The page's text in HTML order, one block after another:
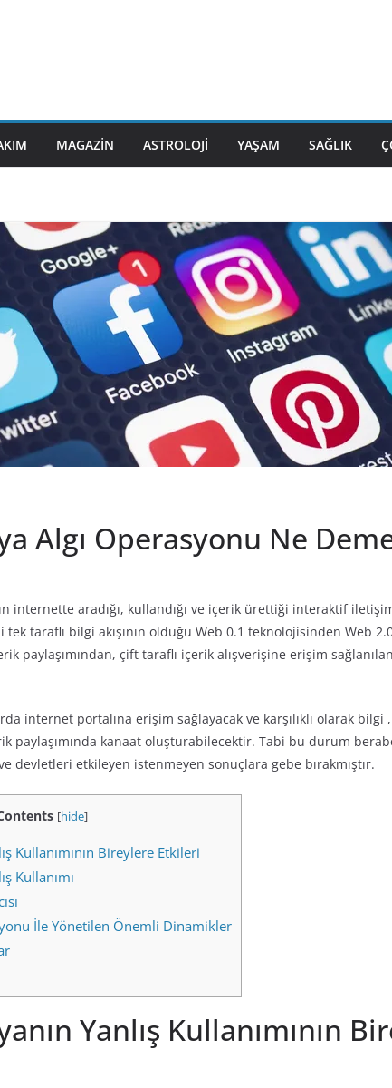
MAGAZIN ASTROLOJI YAŞAM SAĞLIK
Algı Operasyonu Ne
internette aradığı, kullandığı ve içerik ürettiği interaktif
taraflı bilgi akışının olduğu Web 0.1 teknolojisinden Web
paylaşımından, çift taraflı içerik alışverişine erişim
internet portalına erişim sağlayacak ve karşılıklı olarak
paylaşımında kanaat oluşturabilecektir. Tabi bu durum
devletleri etkileyen istenmeyen sonuçlara gebe bırakmıştır.
[hide]
Kullanımının Bireylere Etkileri
Kullanımı
İle Yönetilen Önemli Dinamikler
Yanlış Kullanımının